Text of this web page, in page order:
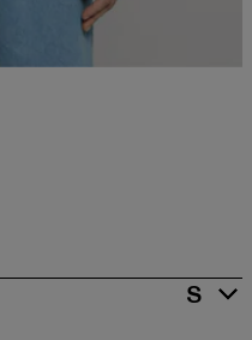
S